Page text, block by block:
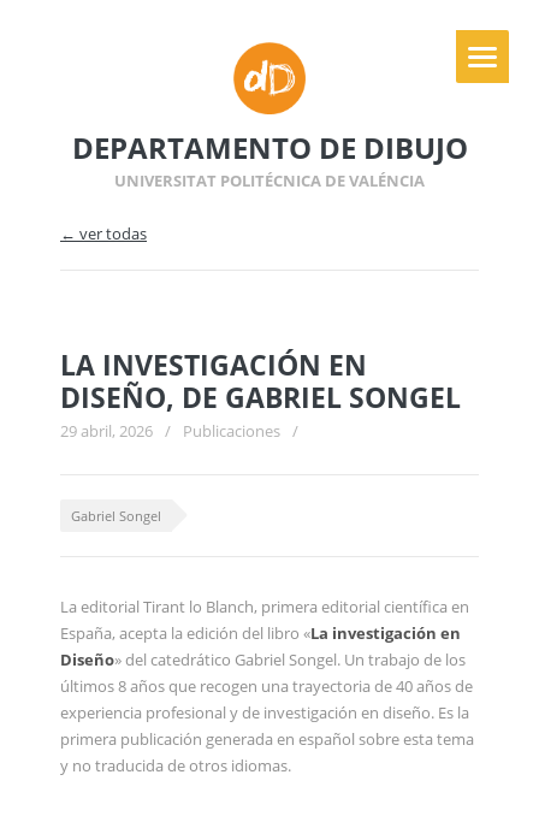
DEPARTAMENTO DE DIBUJO
UNIVERSITAT POLITÉCNICA DE VALÉNCIA
← ver todas
LA INVESTIGACIÓN EN
DISEÑO, DE GABRIEL SONGEL
29 abril, 2026 / Publicaciones /
Gabriel Songel
La editorial Tirant lo Blanch, primera editorial científica en
España, acepta la edición del libro «La investigación en
Diseño» del catedrático Gabriel Songel. Un trabajo de los
últimos 8 años que recogen una trayectoria de 40 años de
experiencia profesional y de investigación en diseño. Es la
primera publicación generada en español sobre esta tema
y no traducida de otros idiomas.